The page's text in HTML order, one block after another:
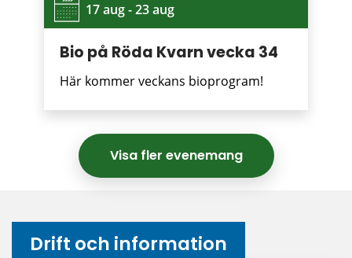
17 aug - 23 aug
Bio på Röda Kvarn vecka 34
Här kommer veckans bioprogram!
Visa fler evenemang
Drift och information